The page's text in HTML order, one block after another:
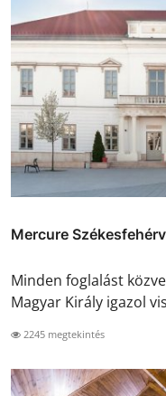
Mercure
Minden foglalást
Magyar Király igazol
2245 megtekintés